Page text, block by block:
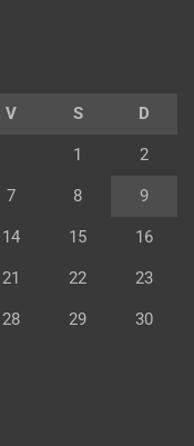
V S D
1 2
7 8 9
14 15 16
21 22 23
28 29 30